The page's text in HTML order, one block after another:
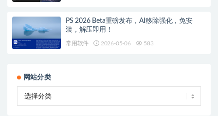
PS 2026 Beta重磅发布，AI移除强化，免安
装，解压即用！
常用软件 2026-05-06 583
网站分类